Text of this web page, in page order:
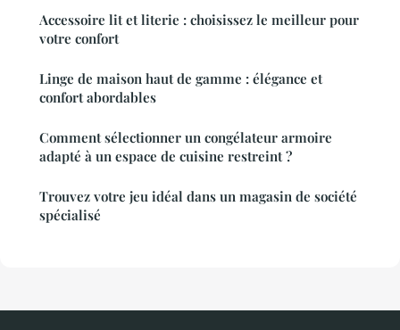
Accessoire lit et literie : choisissez le meilleur pour
votre confort
Linge de maison haut de gamme : élégance et
confort abordables
Comment sélectionner un congélateur armoire
adapté à un espace de cuisine restreint ?
Trouvez votre jeu idéal dans un magasin de société
spécialisé